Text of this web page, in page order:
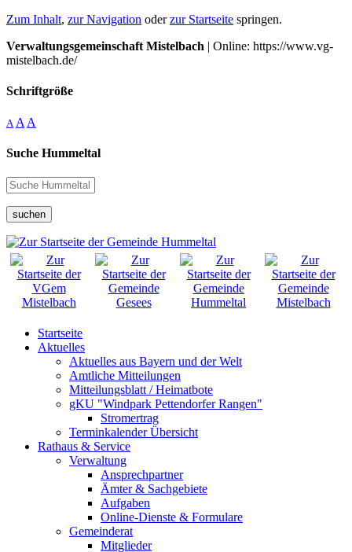
Zum Inhalt, zur Navigation oderzur Startseite springen.
Verwaltungsgemeinschaft Mistelbach | Online: https://www.vg-
mistelbach.de/
Schriftgröße
A A A
Suche Hummeltal
suchen
Startseite
Aktuelles
Aktuelles aus Bayern und der Welt
Amtliche Mitteilungen
Mitteilungsblatt / Heimatbote
gKU "Windpark Pettendorfer Rangen"
Stromertrag
Terminkalender Übersicht
Rathaus & Service
Verwaltung
Ansprechpartner
Ämter & Sachgebiete
Aufgaben
Online-Dienste & Formulare
Gemeinderat
Mitglieder